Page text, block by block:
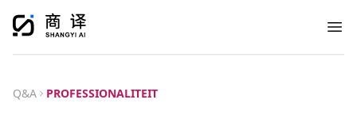
Q&A PROFESSIONALITEIT